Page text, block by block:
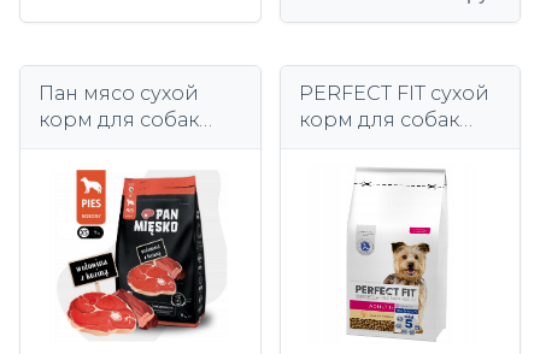
Пан мясо сухой
корм для собак
овощи маленькие
породы XS 9 кг
PERFECT FIT сухой
корм для собак
курицей 6 кг